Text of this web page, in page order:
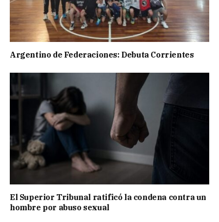
Argentino de Federaciones: Debuta Corrientes
El Superior Tribunal ratificó la condena contra un
hombre por abuso sexual